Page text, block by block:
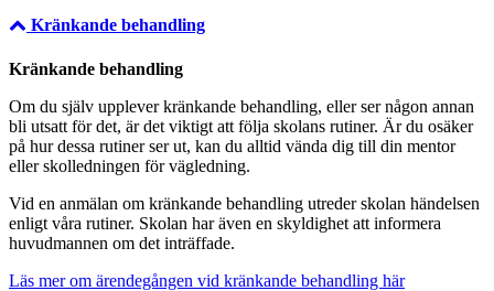
Kränkande behandling
Kränkande behandling
Om du själv upplever kränkande behandling, eller ser någon annan
bli utsatt för det, är det viktigt att följa skolans rutiner. Är du osäker
på hur dessa rutiner ser ut, kan du alltid vända dig till din mentor
eller skolledningen för vägledning.
Vid en anmälan om kränkande behandling utreder skolan händelsen
enligt våra rutiner. Skolan har även en skyldighet att informera
huvudmannen om det inträffade.
Läs mer om ärendegången vid kränkande behandling här